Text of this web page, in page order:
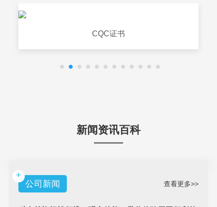
CQC证书
新闻资讯百科
+
公司新闻
查看更多>>